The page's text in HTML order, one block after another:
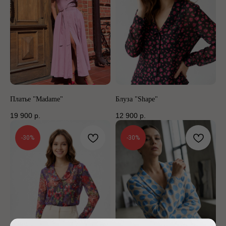
Платье "Madame"
19 900 р.
Блуза "Shape"
12 900 р.
-30% -30%